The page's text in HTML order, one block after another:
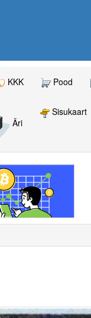
KKK Pood
Äri
Sisukaart